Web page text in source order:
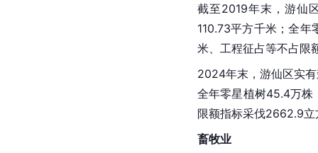
截至2019年末，游仙
110.73平方千米；全
米、工程征占等不占限
2024年末，游仙区实
全年零星植树45.4万株
限额指标采伐2662.9
畜牧业